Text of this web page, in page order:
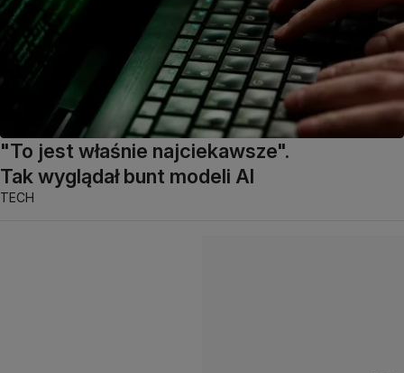
"To jest właśnie najciekawsze".
Tak wyglądał bunt modeli AI
TECH